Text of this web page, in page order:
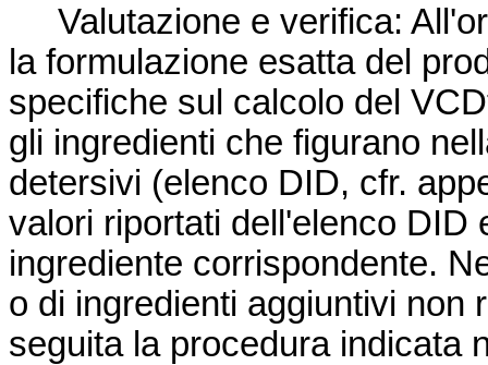
Valutazione e verifica:
la formulazione esatta del
specifiche sul calcolo del VCD
gli ingredienti che figurano
detersivi (elenco DID, cfr.
valori riportati dell'elenco DID
ingrediente corrispondente.
o di ingredienti aggiuntivi non
seguita la procedura indicata